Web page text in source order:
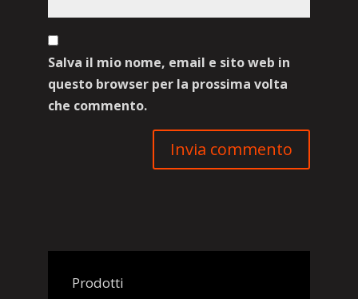
Salva il mio nome, email e sito web in
questo browser per la prossima volta
che commento.
Prodotti